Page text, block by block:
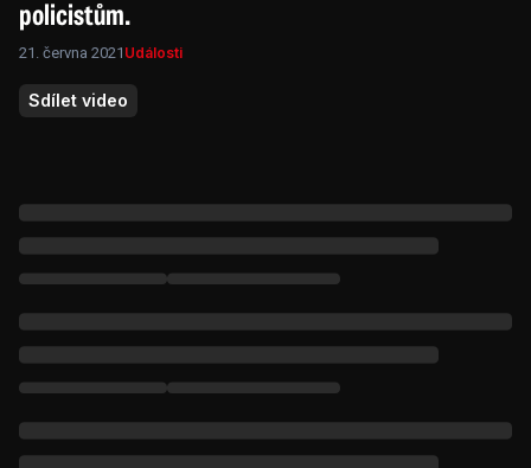
policistům.
21. června 2021 Události
Sdílet video